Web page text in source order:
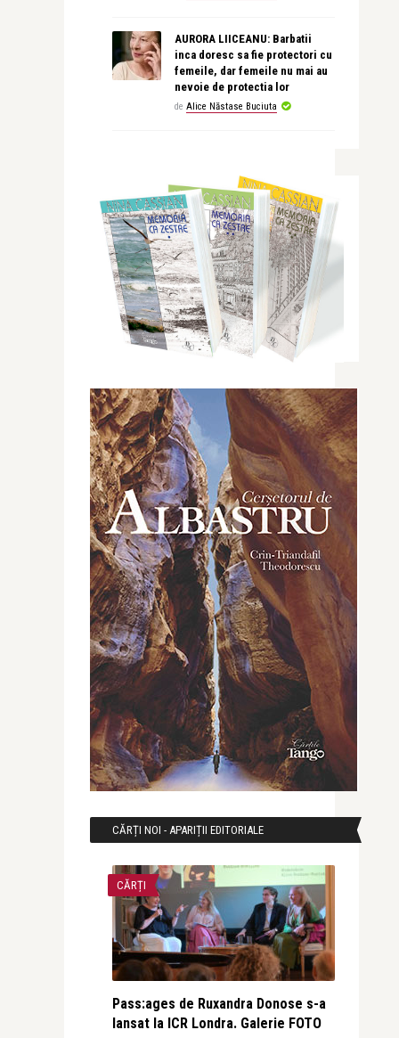
AURORA LIICEANU: Barbatii
inca doresc sa fie protectori cu
femeile, dar femeile nu mai au
nevoie de protectia lor
de Alice Năstase Buciuta
CĂRȚI NOI - APARIȚII EDITORIALE
CĂRȚI
Pass:ages de Ruxandra Donose s-a
lansat la ICR Londra. Galerie FOTO